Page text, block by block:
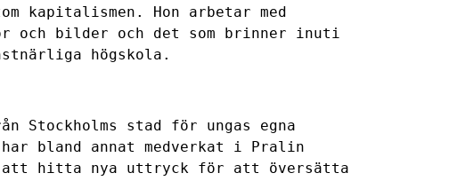
kapitalismen. Hon arbetar med
och bilder och det som brinner inuti
högskola.
Stockholms stad för ungas egna
bland annat medverkat i Pralin
att hitta nya uttryck för att översätta